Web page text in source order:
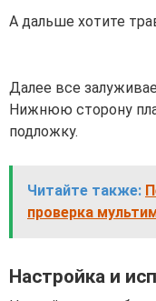
А дальше хотите
Далее все
Нижнюю сторону
подложку.
Читайте также:
проверка
Настройка и